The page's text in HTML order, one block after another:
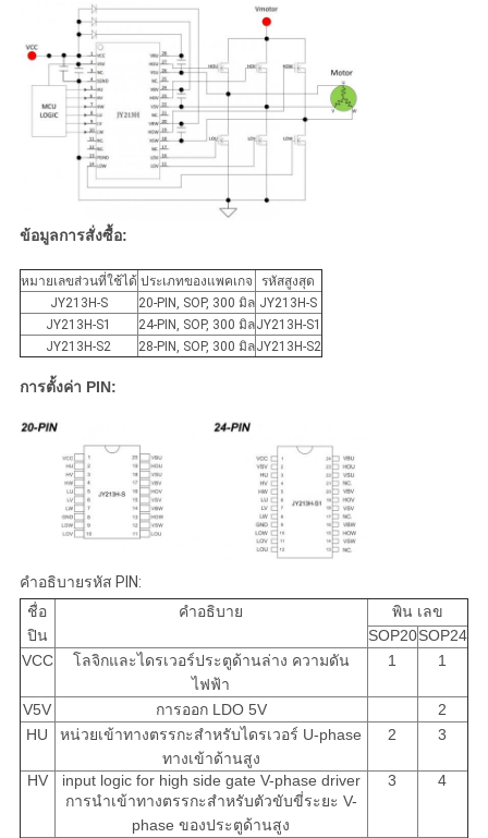
ข้อมูลการสั่งซื้อ:
หมายเลขส่วนที่ใช้ได้ ประเภทของแพคเกจ
รหัสสูงสุด
JY213H-S
20-PIN, SOP, 300 มิล JY213H-S
JY213H-S1
24-PIN, SOP, 300 มิลJY213H-S1
JY213H-S2
28-PIN, SOP, 300 มิลJY213H-S2
การตั้งค่า PIN:
คําอธิบายรหัส PIN:
ชื่อ
ปิน
คําอธิบาย
พิน เลข
SOP20SOP24
VCC
โลจิกและไดรเวอร์ประตูด้านล่าง ความดัน
ไฟฟ้า
1 1
V5V การออก LDO 5V
2
HU
หน่วยเข้าทางตรรกะสําหรับไดรเวอร์ U-phase
ทางเข้าด้านสูง
2 3
HV
input logic for high side gate V-phase driver
การนําเข้าทางตรรกะสําหรับตัวขับขี่ระยะ V-
phase ของประตูด้านสูง
3 4